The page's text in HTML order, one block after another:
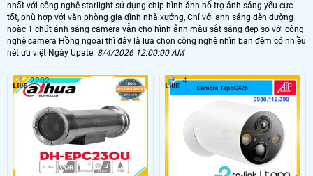
2.10.000 VNĐ HFW2230SP-S-S2
💥 Lắp Camera Starlight Hikvision
💙 Lắp Camera Wifi Starlight
1.700.000 VNĐ Ebitcam EBO2
🥈 Lắp Camera Starlight Trọn Bộ
1.700.000 VNĐ Camera Dahua
nhất với công nghệ starlight sử dụng chip hình ảnh hổ trợ ánh sáng yếu cực
tốt, phù hợp với văn phòng gia đình nhà xưởng, Chỉ với anh sáng đèn đường
hoặc 1 chút ánh sáng camera vẫn cho hình ảnh màu sắt sáng đẹp so với công
nghệ camera Hồng ngoại thì đây là lựa chọn cộng nghệ nhìn ban đêm có nhiều
nét ưu việt Ngày Upate: 8/4/2026 12:00:00 AM
2202 4